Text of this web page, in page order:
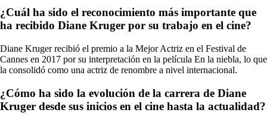
¿Cuál ha sido el reconocimiento más importante que
ha recibido Diane Kruger por su trabajo en el cine?
Diane Kruger recibió el premio a la Mejor Actriz en el Festival de
Cannes en 2017 por su interpretación en la película En la niebla, lo que
la consolidó como una actriz de renombre a nivel internacional.
¿Cómo ha sido la evolución de la carrera de Diane
Kruger desde sus inicios en el cine hasta la actualidad?